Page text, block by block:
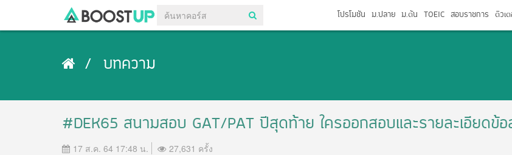
โปรโมชัน ม.ปลาย ม.ต้น TOEIC สอบราชการ ติวเ
บทความ
#DEK65 สนามสอบ GAT/PAT ปีสุดท้าย ใครออกสอบและรายละเอียดข้อ
17 ส.ค. 64 17:48 น. 27,631 ครั้ง